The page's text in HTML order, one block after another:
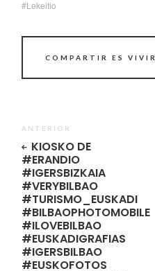
Lekeitio
COMPARTIR ES VIVIR
ANTERIOR
KIOSKO DE
#ERANDIO
#IGERSBIZKAIA
#VERYBILBAO
#TURISMO_EUSKADI
#BILBAOPHOTOMOBILE
#ILOVEBILBAO
#EUSKADIGRAFIAS
#IGERSBILBAO
#EUSKOFOTOS